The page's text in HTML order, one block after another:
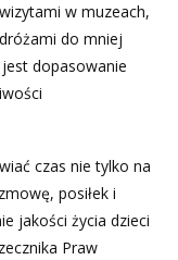
w muzeach,
do mniej
dopasowanie
czas nie tylko na
posiłek i
jakości życia dzieci
Praw